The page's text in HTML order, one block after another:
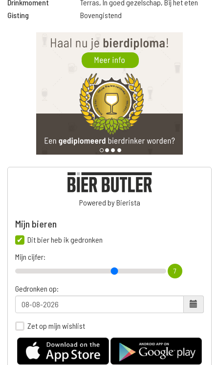
Drinkmoment
Terras, In goed gezelschap, Bij het eten
Gisting
Bovengistend
Powered by Bierista
Mijn bieren
Dit bier heb ik gedronken
Mijn cijfer:
7
Gedronken op:
Zet op mijn wishlist